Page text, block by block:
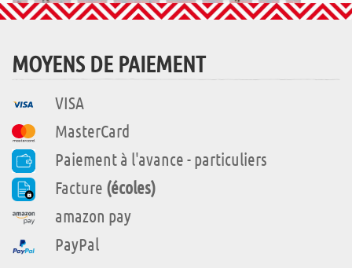
MOYENS DE PAIEMENT
VISA
MasterCard
Paiement à l'avance - particuliers
Facture (écoles)
amazon pay
PayPal